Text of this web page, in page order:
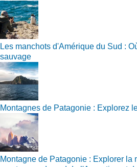
Les manchots d'Amérique du Sud :
sauvage
Montagnes de Patagonie : Explorez
Montagne de Patagonie : Explorer la